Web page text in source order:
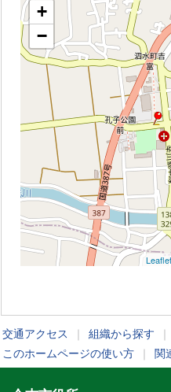
+
−
Leaflet
交通アクセス 組織から探す
このホームページの使い方
関